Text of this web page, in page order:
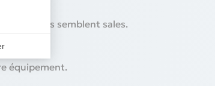
tôt s'ils semblent sales.
équipement.